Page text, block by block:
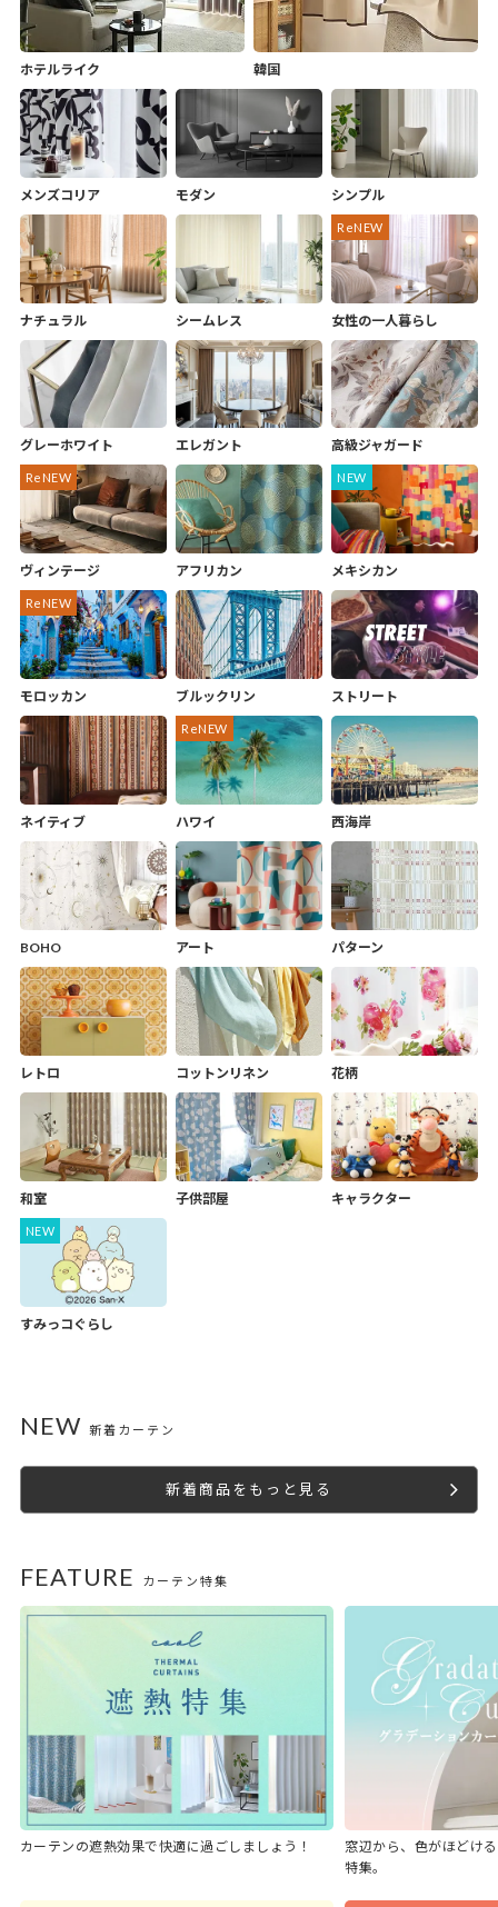
ホテルライク 韓国
メンズコリア モダン シンプル
ナチュラル シームレス 女性の一人暮らし
グレーホワイト エレガント 高級ジャガード
ヴィンテージ アフリカン メキシカン
モロッカン ブルックリン ストリート
ネイティブ ハワイ 西海岸
BOHO アート パターン
レトロ コットンリネン 花柄
和室 子供部屋 キャラクター
すみっコぐらし
新着カーテン
NEW
新着商品をもっと見る
カーテン特集
FEATURE
カーテンの遮熱効果で快適に過ごしましょう！
窓辺から、色がほどけ
特集。